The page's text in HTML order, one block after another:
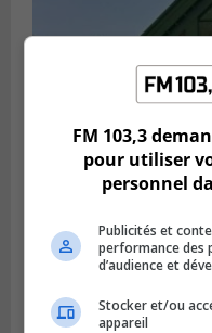
VIEUX-LONGUEUIL
Publié le 28 juillet 2026 à
La Tablée des
financier pour
FM 103,3
pour utiliser
personnel
Publicités et
performance des
d’audience et
Stocker et/ou
appareil